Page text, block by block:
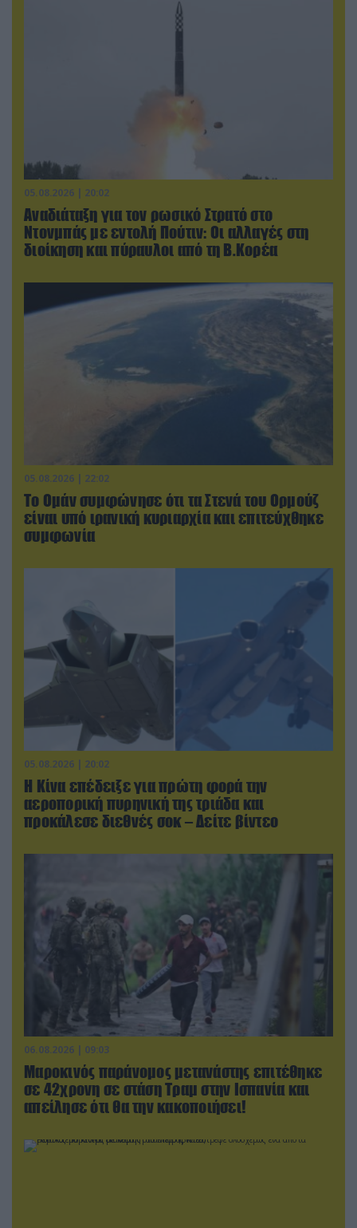
05.08.2026 | 20:02
Αναδιάταξη για τον ρωσικό Στρατό στο
Ντονμπάς με εντολή Πούτιν: Οι αλλαγές στη
διοίκηση και πύραυλοι από τη Β.Κορέα
05.08.2026 | 22:02
Το Ομάν συμφώνησε ότι τα Στενά του Ορμούζ
είναι υπό ιρανική κυριαρχία και επιτεύχθηκε
συμφωνία
05.08.2026 | 20:02
Η Κίνα επέδειξε για πρώτη φορά την
αεροπορική πυρηνική της τριάδα και
προκάλεσε διεθνές σοκ – Δείτε βίντεο
06.08.2026 | 09:03
Μαροκινός παράνομος μετανάστης επιτέθηκε
σε 42χρονη σε στάση Τραμ στην Ισπανία και
απείλησε ότι θα την κακοποιήσει!